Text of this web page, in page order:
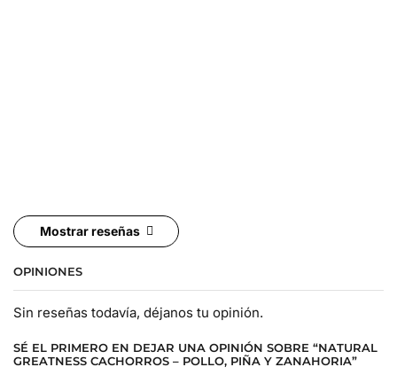
Mostrar reseñas
OPINIONES
Sin reseñas todavía, déjanos tu opinión.
SÉ EL PRIMERO EN DEJAR UNA OPINIÓN SOBRE “NATURAL
GREATNESS CACHORROS – POLLO, PIÑA Y ZANAHORIA”